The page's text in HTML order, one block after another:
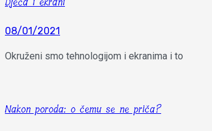
08/01/2021
Okruženi smo tehnologijom i ekranima i to
Nakon poroda: o čemu se ne priča?